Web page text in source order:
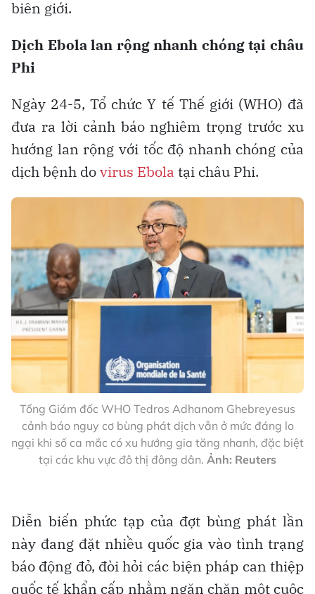
biên giới.
Dịch Ebola lan rộng nhanh chóng tại châu
Phi
Ngày 24-5, Tổ chức Y tế Thế giới (WHO) đã
đưa ra lời cảnh báo nghiêm trọng trước xu
hướng lan rộng với tốc độ nhanh chóng của
dịch bệnh dovirus Ebola tại châu Phi.
Tổng Giám đốc WHO Tedros Adhanom Ghebreyesus
cảnh báo nguy cơ bùng phát dịch vẫn ở mức đáng lo
ngại khi số ca mắc có xu hướng gia tăng nhanh, đặc biệt
tại các khu vực đô thị đông dân. Ảnh: Reuters
Diễn biến phức tạp của đợt bùng phát lần
này đang đặt nhiều quốc gia vào tình trạng
báo động đỏ, đòi hỏi các biện pháp can thiệp
quốc tế khẩn cấp nhằm ngăn chặn một cuộc